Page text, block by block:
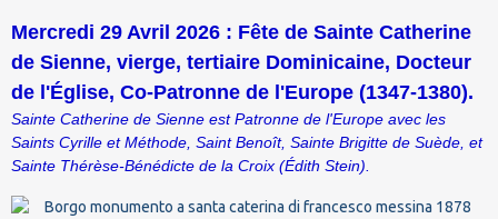
Mercredi 29 Avril 2026 : Fête de Sainte Catherine
de Sienne, vierge, tertiaire Dominicaine, Docteur
de l'Église, Co-Patronne de l'Europe (1347-1380).
Sainte Catherine de Sienne est Patronne de l'Europe avec les
Saints Cyrille et Méthode, Saint Benoît, Sainte Brigitte de Suède, et
Sainte Thérèse-Bénédicte de la Croix (Édith Stein).